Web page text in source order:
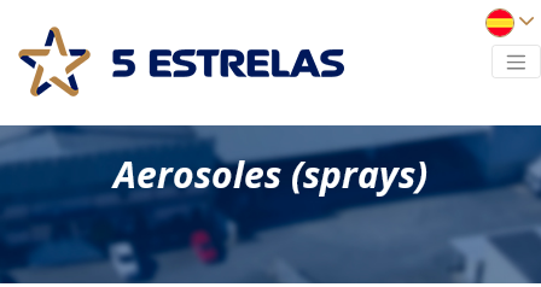
Aerosoles (sprays)